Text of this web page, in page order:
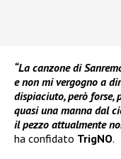
“La canzone di
e non mi vergogno a
dispiaciuto, però forse,
quasi una manna dal
il pezzo attualmente
ha confidato TrigNO.